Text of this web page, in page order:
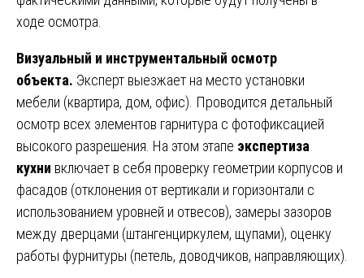
ходе осмотра.
Визуальный и инструментальный осмотр
объекта. Эксперт выезжает на место установки
мебели (квартира, дом, офис). Проводится детальный
осмотр всех элементов гарнитура с фотофиксацией
высокого разрешения. На этом этапе экспертиза
кухни включает в себя проверку геометрии корпусов и
фасадов (отклонения от вертикали и горизонтали с
использованием уровней и отвесов), замеры зазоров
между дверцами (штангенциркулем, щупами), оценку
работы фурнитуры (петель, доводчиков, направляющих).